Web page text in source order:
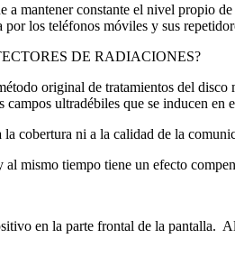
a mantener constante el nivel propio
por los teléfonos móviles y sus
DE RADIACIONES?
original de tratamientos del
ultradébiles que se inducen
la cobertura ni a la calidad de la
mismo tiempo tiene un efecto
en la parte frontal de la pantalla.